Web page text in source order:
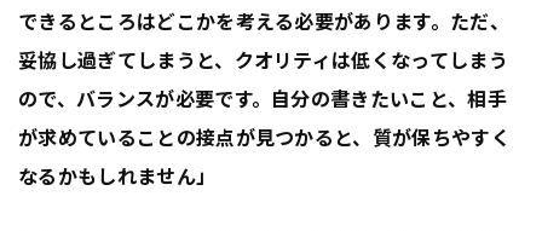
できるところはどこかを考える必要があります。ただ、
妥協し過ぎてしまうと、クオリティは低くなってしまう
ので、バランスが必要です。自分の書きたいこと、相手
が求めていることの接点が見つかると、質が保ちやすく
なるかもしれません」